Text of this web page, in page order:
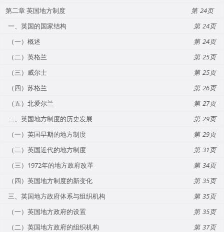
第二章 英国地方制度
24
一、英国的国家结构
24
（一）概述
24
（二）英格兰
25
（三）威尔士
25
（四）苏格兰
26
（五）北爱尔兰
27
二、英国地方制度的历史发展
29
（一）英国早期的地方制度
29
（二）英国近代的地方制度
31
（三）1972年的地方政府改革
34
（四）英国地方制度的新变化
35
三、英国地方政府体系与组织机构
35
（一）英国地方政府的设置
35
（二）英国地方政府的组织机构
37